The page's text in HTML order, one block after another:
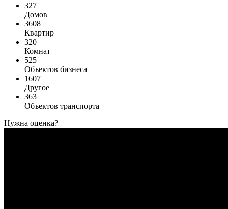
327
Домов
3608
Квартир
320
Комнат
525
Объектов бизнеса
1607
Другое
363
Объектов транспорта
Нужна оценка?